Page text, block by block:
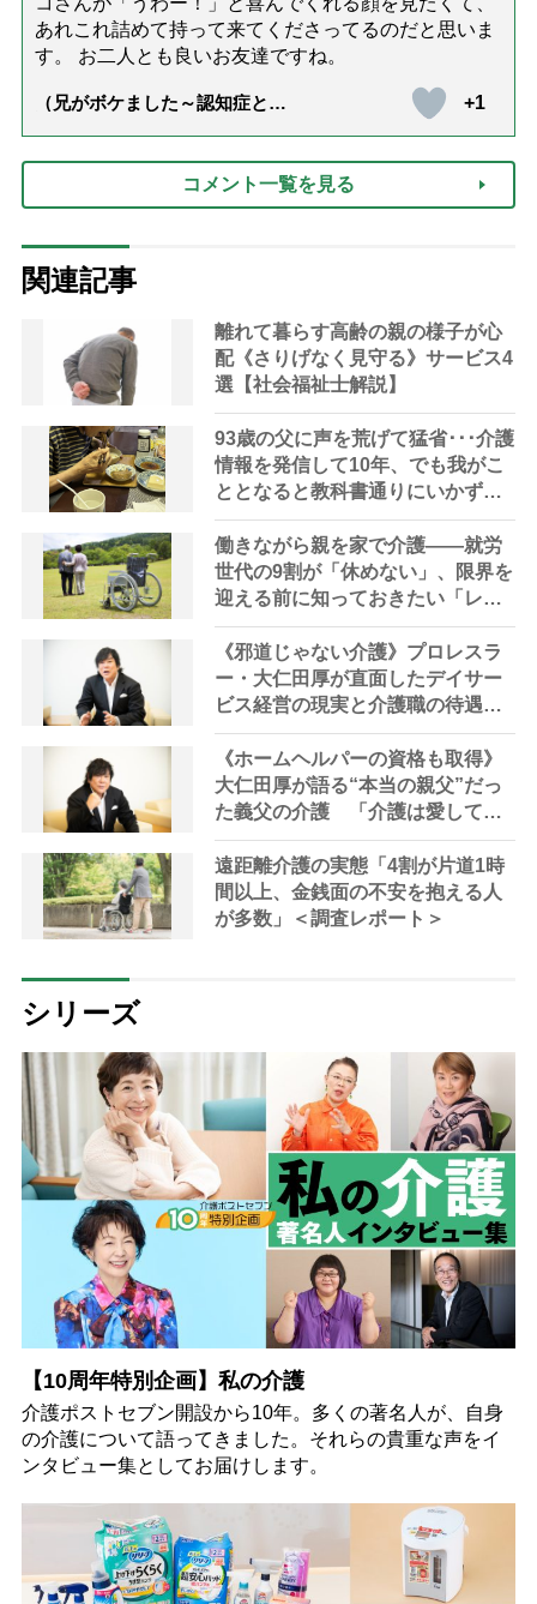
あれこれ詰めて持って来てくださってるのだと思いま
す。 お二人とも良いお友達ですね。
（兄がボケました～認知症と介
達』が届きました」）
+1
コメント一覧を見る
関連記事
離れて暮らす高齢の親の様子が心
配《さりげなく見守る》サービス4
選【社会福祉士解説】
93歳の父に声を荒げて猛省･･･介護
情報を発信して10年、でも我がこ
ととなると教科書通りにいかずに
ため息「感情と理性の狭間で右往
左往する現実」
働きながら親を家で介護――就労
世代の9割が「休めない」、限界を
迎える前に知っておきたい「レス
パイトケア」の選択肢
《邪道じゃない介護》プロレスラ
ー・大仁田厚が直面したデイサー
ビス経営の現実と介護職の待遇改
善の必要性 「介護職の人たち
が“自分も心豊かになれる”って思
えるような環境を作らないとダ
メ」
《ホームヘルパーの資格も取得》
大仁田厚が語る“本当の親父”だっ
た義父の介護 「介護は愛して育
ててくれた恩返しの気持ちがない
と続かない」電流爆破などプロレ
スを通じて培った「あきらめない
力」も活きた
遠距離介護の実態「4割が片道1時
間以上、金銭面の不安を抱える人
が多数」＜調査レポート＞
シリーズ
【10周年特別企画】私の介護
介護ポストセブン開設から10年。多くの著名人が、自身
の介護について語ってきました。それらの貴重な声をイ
ンタビュー集としてお届けします。